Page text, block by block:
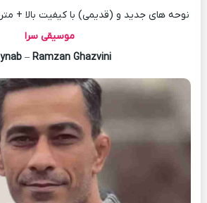
نوحه های جدید و (قدیمی) با کیفیت بالا +
موسیقی سرا
– Ramzan Ghazvini